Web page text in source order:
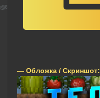
— Обложка / Скриншот: